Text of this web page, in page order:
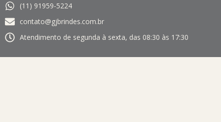
(11) 91959-5224
contato@gjbrindes.com.br
Atendimento de segunda à sexta, das 08:30 às 17:30